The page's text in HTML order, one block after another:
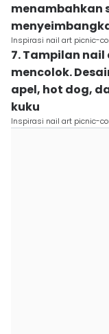
menambahkan
Inspirasi nail art picnic-
7. Tampilan
mencolok.
apel, hot dog,
kuku
Inspirasi nail art picnic-